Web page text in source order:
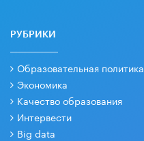
РУБРИКИ
Образовательная политика
Экономика
Качество образования
Интервести
Big data